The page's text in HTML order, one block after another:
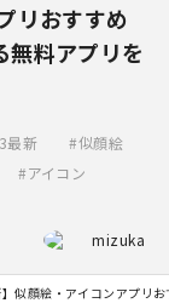
リおすすめ
無料アプリを
最新
似顔絵
アイコン
mizuka
】似顔絵・アイコンアプリ